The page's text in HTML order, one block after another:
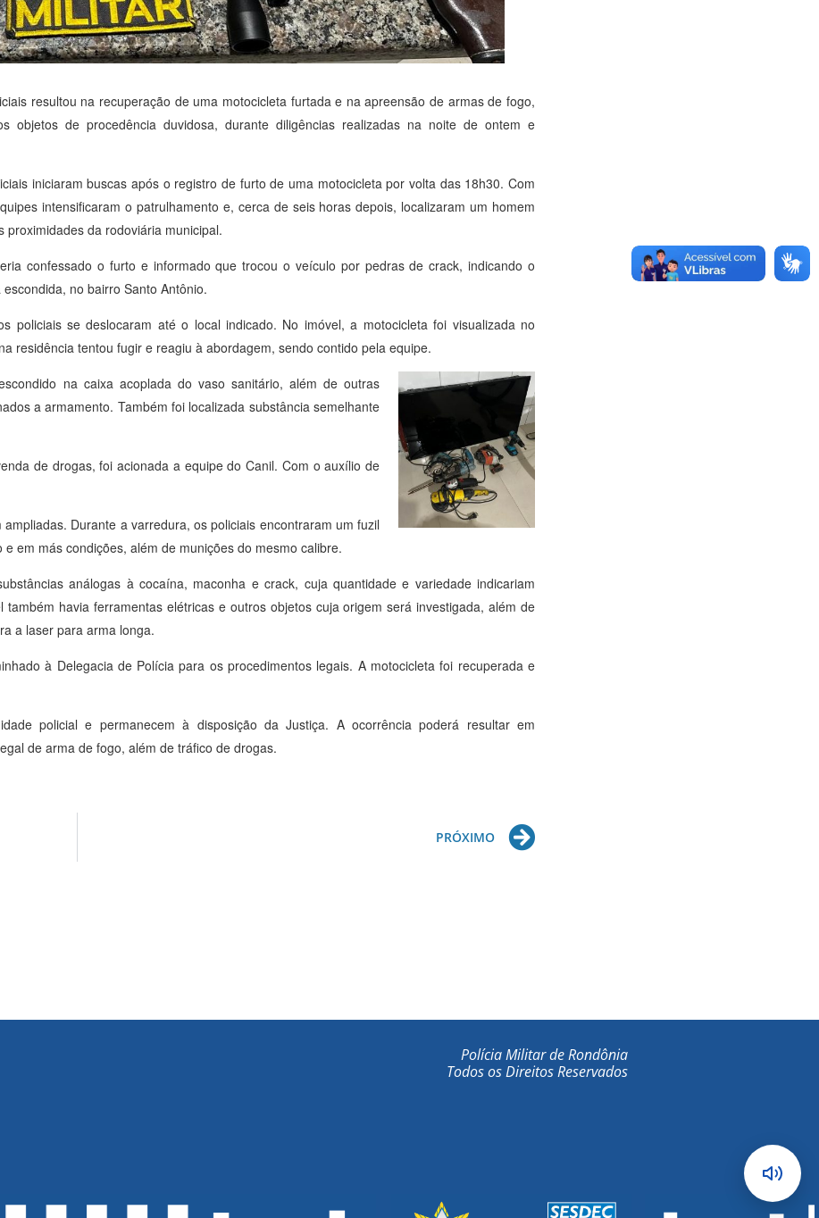
resultou na recuperação de uma motocicleta furtada e na apreensão de armas de fogo,
objetos de procedência duvidosa, durante diligências realizadas na noite de ontem e
iniciaram buscas após o registro de furto de uma motocicleta por volta das 18h30. Com
intensificaram o patrulhamento e, cerca de seis horas depois, localizaram um homem
da rodoviária municipal.
confessado o furto e informado que trocou o veículo por pedras de crack, indicando o
no bairro Santo Antônio.
policiais se deslocaram até o local indicado. No imóvel, a motocicleta foi visualizada no
residência tentou fugir e reagiu à abordagem, sendo contido pela equipe.
na caixa acoplada do vaso sanitário, além de outras
a armamento. Também foi localizada substância semelhante
de drogas, foi acionada a equipe do Canil. Com o auxílio de
Durante a varredura, os policiais encontraram um fuzil
em más condições, além de munições do mesmo calibre.
análogas à cocaína, maconha e crack, cuja quantidade e variedade indicariam
havia ferramentas elétricas e outros objetos cuja origem será investigada, além de
a laser para arma longa.
à Delegacia de Polícia para os procedimentos legais. A motocicleta foi recuperada e
policial e permanecem à disposição da Justiça. A ocorrência poderá resultar em
de arma de fogo, além de tráfico de drogas.
PRÓXIMO Next
Polícia Militar de Rondônia
Todos os Direitos Reservados